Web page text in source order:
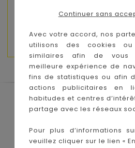
Continuer sans
Avec votre accord, nos
utilisons des cookies ou
similaires afin de vous
meilleure expérience de
fins de statistiques ou afin
actions publicitaires en
habitudes et centres
partage avec les réseaux
Pour plus d’informations
veuillez cliquer sur le lien «
Se fixe aisément sur l’appui-
plastique.
Le Coin des Petits
grandes marques de
Nos magasins à